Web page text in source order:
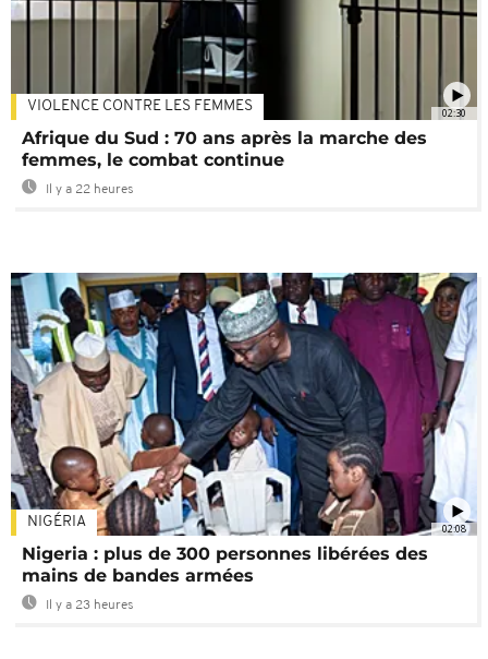
02:30
VIOLENCE CONTRE LES FEMMES
Afrique du Sud : 70 ans après la marche des
femmes, le combat continue
Il y a 22 heures
02:08
NIGÉRIA
Nigeria : plus de 300 personnes libérées des
mains de bandes armées
Il y a 23 heures